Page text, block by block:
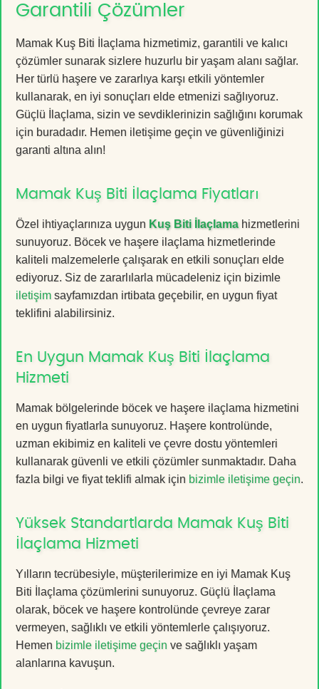
Garantili Çözümler
Mamak Kuş Biti İlaçlama hizmetimiz, garantili ve kalıcı
çözümler sunarak sizlere huzurlu bir yaşam alanı sağlar.
Her türlü haşere ve zararlıya karşı etkili yöntemler
kullanarak, en iyi sonuçları elde etmenizi sağlıyoruz.
Güçlü İlaçlama, sizin ve sevdiklerinizin sağlığını korumak
için buradadır. Hemen iletişime geçin ve güvenliğinizi
garanti altına alın!
Mamak Kuş Biti İlaçlama Fiyatları
Özel ihtiyaçlarınıza uygun Kuş Biti İlaçlamahizmetlerini
sunuyoruz. Böcek ve haşere ilaçlama hizmetlerinde
kaliteli malzemelerle çalışarak en etkili sonuçları elde
ediyoruz. Siz de zararlılarla mücadeleniz için bizimle
iletişim sayfamızdan irtibata geçebilir, en uygun fiyat
teklifini alabilirsiniz.
En Uygun Mamak Kuş Biti İlaçlama
Hizmeti
Mamak bölgelerinde böcek ve haşere ilaçlama hizmetini
en uygun fiyatlarla sunuyoruz. Haşere kontrolünde,
uzman ekibimiz en kaliteli ve çevre dostu yöntemleri
kullanarak güvenli ve etkili çözümler sunmaktadır. Daha
fazla bilgi ve fiyat teklifi almak için bizimle iletişime geçin.
Yüksek Standartlarda Mamak Kuş Biti
İlaçlama Hizmeti
Yılların tecrübesiyle, müşterilerimize en iyi Mamak Kuş
Biti İlaçlama çözümlerini sunuyoruz. Güçlü İlaçlama
olarak, böcek ve haşere kontrolünde çevreye zarar
vermeyen, sağlıklı ve etkili yöntemlerle çalışıyoruz.
Hemen bizimle iletişime geçin ve sağlıklı yaşam
alanlarına kavuşun.